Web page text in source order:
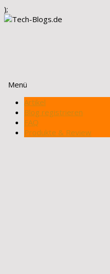
);
Menü
Zum
Inhalt
springen
Artikel
Blog registrieren
FAQ
Produkte & Review